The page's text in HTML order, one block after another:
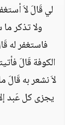
لي قَالَ لاَ
ولا تذكر
فاستغفر له
الكوفة قَالَ
لاَ نشعر به قَالَ
يجزى كل عَبد